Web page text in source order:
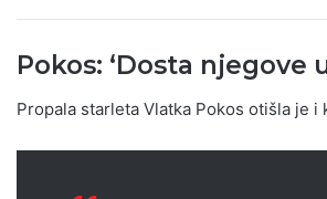
Pokos: ‘Dosta njegove
Propala starleta Vlatka Pokos otišla je i